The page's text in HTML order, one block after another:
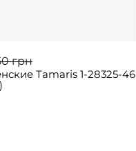
грн
Tamaris 1-28325-46